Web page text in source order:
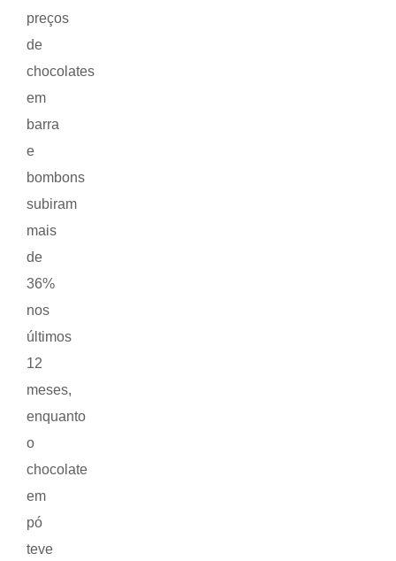
preços
de
chocolates
em
barra
e
bombons
subiram
mais
de
36%
nos
últimos
12
meses,
enquanto
o
chocolate
em
pó
teve